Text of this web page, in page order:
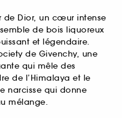
de Dior, un cœur intense
de bois liquoreux
et légendaire.
de Givenchy, une
qui mêle des
de l’Himalaya et le
narcisse qui donne
mélange.